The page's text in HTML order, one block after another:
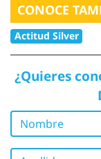
CONOCE
Actitud Silver
¿Quieres
Nombre